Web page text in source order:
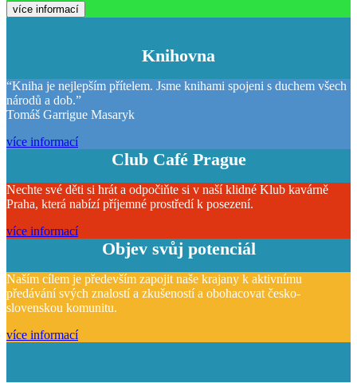
více informací
Knihovna
“Kniha je nejlepším přítelem. Jsme knihami spojeni s duchem všech
národů a dob.”
Tomáš Garrigue Masaryk
více informací
Club Café Prague
Nechte své děti si hrát a odpočiňte si v naší klidné Klub kavárně
Praha, která nabízí příjemné prostředí k posezení.
více informací
Objev svůj potenciál
Naším cílem je především zapojit naše krajany k aktivnímu
předávání svých znalostí a zkušeností a obohacovat česko-
slovenskou komunitu.
více informací